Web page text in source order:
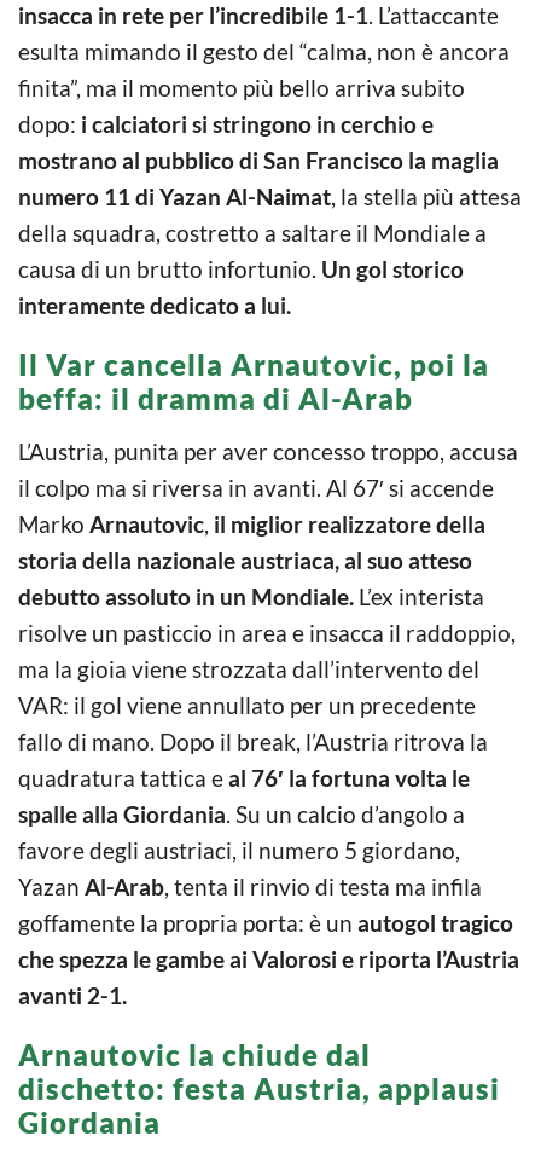
insacca in rete per l’incredibile 1-1. L’attaccante
esulta mimando il gesto del “calma, non è ancora
finita”, ma il momento più bello arriva subito
dopo: i calciatori si stringono in cerchio e
mostrano al pubblico di San Francisco la maglia
numero 11 di Yazan Al-Naimat, la stella più attesa
della squadra, costretto a saltare il Mondiale a
causa di un brutto infortunio. Un gol storico
interamente dedicato a lui.
Il Var cancella Arnautovic, poi la
beffa: il dramma di Al-Arab
L’Austria, punita per aver concesso troppo, accusa
il colpo ma si riversa in avanti. Al 67′ si accende
Marko Arnautovic, il miglior realizzatore della
storia della nazionale austriaca, al suo atteso
debutto assoluto in un Mondiale. L’ex interista
risolve un pasticcio in area e insacca il raddoppio,
ma la gioia viene strozzata dall’intervento del
VAR: il gol viene annullato per un precedente
fallo di mano. Dopo il break, l’Austria ritrova la
quadratura tattica eal 76′ la fortuna volta le
spalle alla Giordania. Su un calcio d’angolo a
favore degli austriaci, il numero 5 giordano,
Yazan Al-Arab, tenta il rinvio di testa ma infila
goffamente la propria porta: è un autogol tragico
che spezza le gambe ai Valorosi e riporta l’Austria
avanti 2-1.
Arnautovic la chiude dal
dischetto: festa Austria, applausi
Giordania